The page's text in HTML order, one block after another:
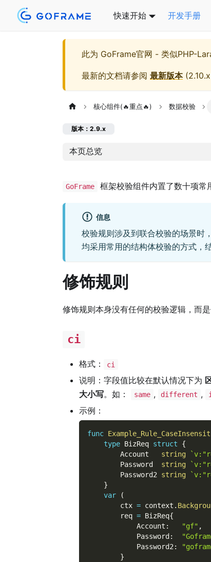
快速开始 开发手册
此为 GoFrame官网 - 类似PHP-
最新的文档请参阅 最新版本(
核心组件(🔥重点🔥) 数据校验
版本：2.9.x
本页总览
GoFrame 框架校验组件内置了数十项常
信息
校验规则涉及到联合校验的场景时
均采用常用的结构体校验的方式，
修饰规则
修饰规则本身没有任何的校验逻辑，而
ci
格式： ci
说明：字段值比较在默认情况下为
大小写。如： same , different ,
示例：
func
type BizReq struct
{
        Account
string
        Password
string
        Password2
string
}
var
(
        ctx
= context .
        req
= BizReq{
            Account
: "gf" ,
            Password
:
            Password2
:
}